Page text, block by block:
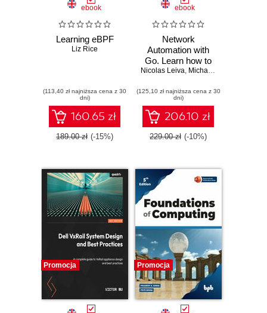
ebook
Learning eBPF
Liz Rice
(113,40 zł najniższa cena z 30
dni)
160.65 zł
189.00 zł (-15%)
ebook
Network
Automation with
Go. Learn how to
automate network
build applications
using the Go
programming
language
Nicolas Leiva, Michael Kashin
(125,10 zł najniższa cena z 30
dni)
206.10 zł
229.00 zł (-10%)
Promocja Promocja